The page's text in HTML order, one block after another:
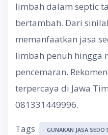
limbah dalam septic
bertambah. Dari
memanfaatkan jasa
limbah penuh hingga
pencemaran.
terpercaya di Jawa
081331449996.
Tags
GUNAKAN JASA